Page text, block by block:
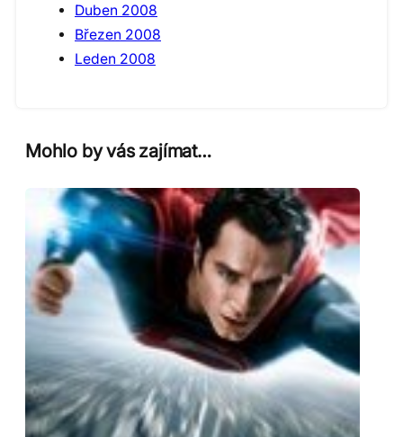
Duben 2008
Březen 2008
Leden 2008
Mohlo by vás zajímat…